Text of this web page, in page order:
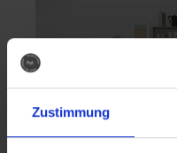
Zustimmung